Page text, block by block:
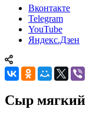
Вконтакте
Telegram
YouTube
Яндекс.Дзен
Сыр мягкий